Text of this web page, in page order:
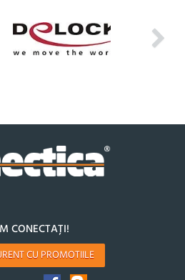
CONECTAȚI!
CU PROMOTIILE